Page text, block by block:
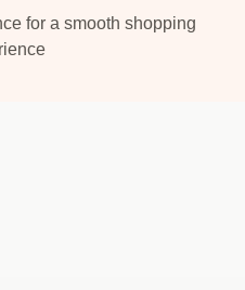
for a smooth shopping